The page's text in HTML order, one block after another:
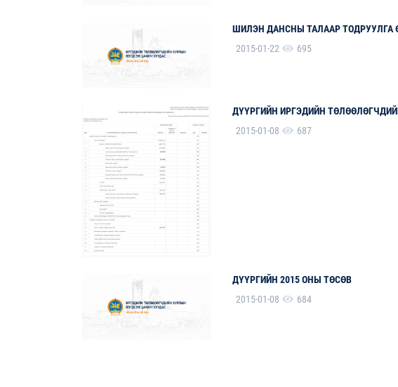
ШИЛЭН ДАНСНЫ ТАЛААР ТОДРУУЛГА
2015-01-22
695
ДҮҮРГИЙН ИРГЭДИЙН
2015-01-08
687
ДҮҮРГИЙН 2015 ОНЫ ТӨСӨВ
2015-01-08
684